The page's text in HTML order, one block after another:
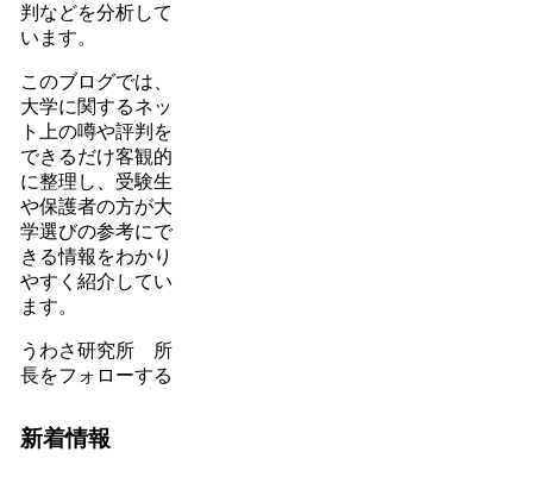
判などを分析して
います。
このブログでは、
大学に関するネッ
ト上の噂や評判を
できるだけ客観的
に整理し、受験生
や保護者の方が大
学選びの参考にで
きる情報をわかり
やすく紹介してい
ます。
うわさ研究所 所
長をフォローする
新着情報